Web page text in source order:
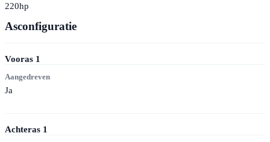
220hp
Asconfiguratie
Vooras 1
Aangedreven
Ja
Achteras 1